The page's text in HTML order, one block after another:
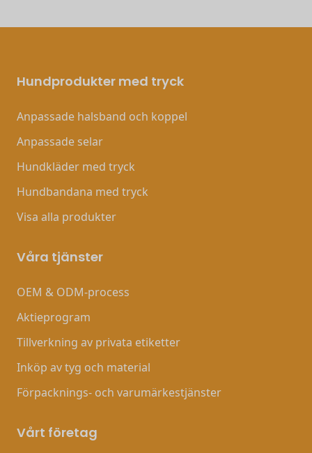
Hundprodukter med tryck
Anpassade halsband och koppel
Anpassade selar
Hundkläder med tryck
Hundbandana med tryck
Visa alla produkter
Våra tjänster
OEM & ODM-process
Aktieprogram
Tillverkning av privata etiketter
Inköp av tyg och material
Förpacknings- och varumärkestjänster
Vårt företag